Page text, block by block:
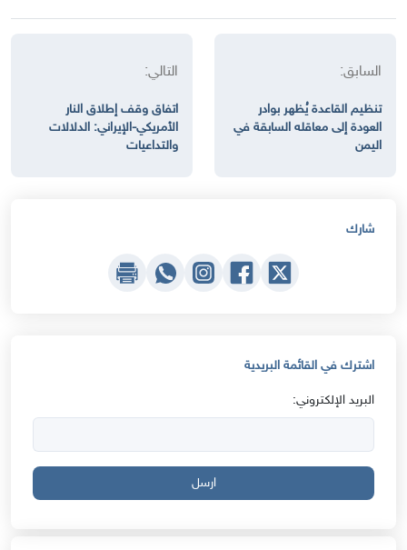
السابق:
تنظيم القاعدة يُظهر بوادر
العودة إلى معاقله السابقة في
اليمن
التالي:
اتفاق وقف إطلاق النار
الأمريكي-الإيراني: الدلالات
والتداعيات
شارك
اشترك في القائمة البريدية
البريد الإلكتروني:
ارسل